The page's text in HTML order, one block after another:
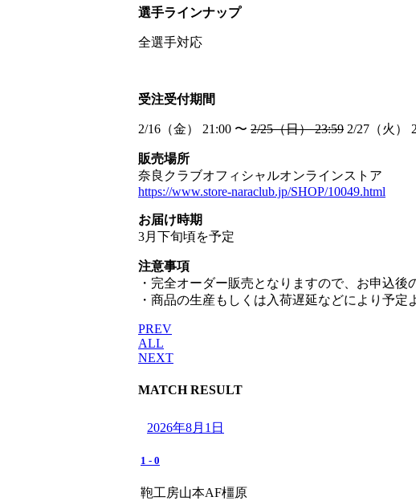
選手ラインナップ
全選手対応
受注受付期間
2/16（金） 21:00 〜 2/25（日） 23:59 2/27（火）
販売場所
奈良クラブオフィシャルオンラインストア
https://www.store-naraclub.jp/SHOP/10049.html
お届け時期
3月下旬頃を予定
注意事項
・完全オーダー販売となりますので、お申込後
・商品の生産もしくは入荷遅延などにより予
PREV
ALL
NEXT
MATCH RESULT
2026年8月1日
1 - 0
鞄工房山本AF橿原